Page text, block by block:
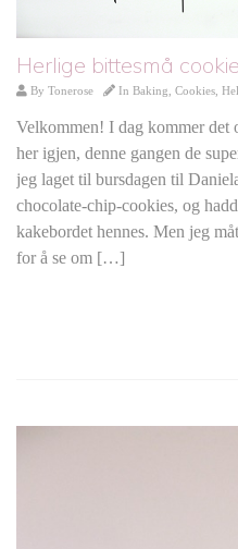
Herlige bittesmå
By Tonerose In Baking Cookies
Velkommen! I dag kommer
her igjen, denne gangen de
jeg laget til bursdagen til
chocolate-chip-cookies, og
kakebordet hennes. Men jeg
for å se om […]